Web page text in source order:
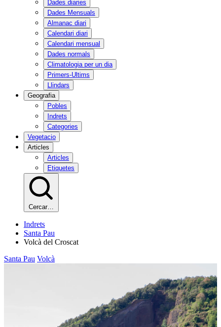
Dades diaries
Dades Mensuals
Almanac diari
Calendari diari
Calendari mensual
Dades normals
Climatologia per un dia
Primers-Ultims
Llindars
Geografia
Pobles
Indrets
Categories
Vegetacio
Articles
Articles
Etiquetes
Cercar…
Indrets
Santa Pau
Volcà del Croscat
Santa Pau Volcà